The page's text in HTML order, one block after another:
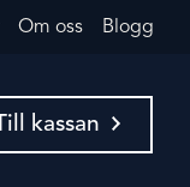
Om oss Blogg
Till kassan